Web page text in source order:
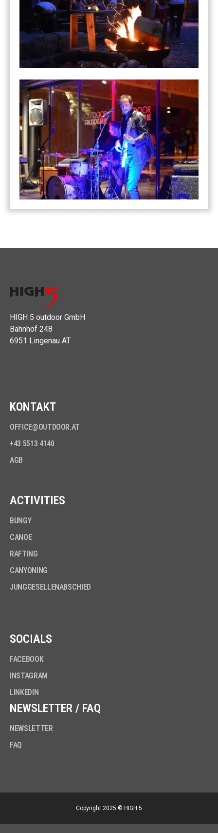
HIGH 5 outdoor GmbH
Bahnhof 248
6951 Lingenau AT
KONTAKT
OFFICE@OUTDOOR.AT
+43 5513 4140
AGB
ACTIVITIES
BUNGY
CANOE
RAFTING
CANYONING
JUNGGESELLENABSCHIED
SOCIALS
FACEBOOK
INSTAGRAM
LINKEDIN
NEWSLETTER / FAQ
NEWSLETTER
FAQ
Copyright 2025 © HIGH 5